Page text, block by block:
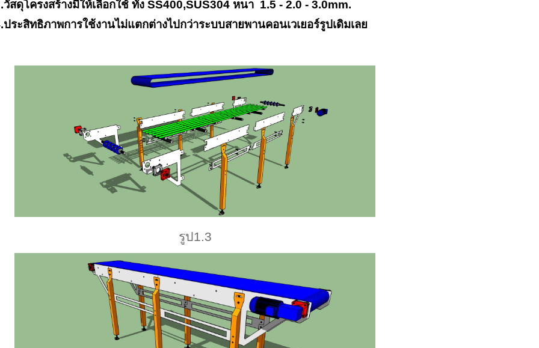
วัสดุโครงสร้างมีให้เลือกใช้ ทั้ง SS400,SUS304หนา 1.5 - 2.0 - 3.0mm.
ประสิทธิภาพการใช้งานไม่แตกต่างไปกว่าระบบสายพานคอนเวเยอร์รูปเดิมเลย
รูป1.3